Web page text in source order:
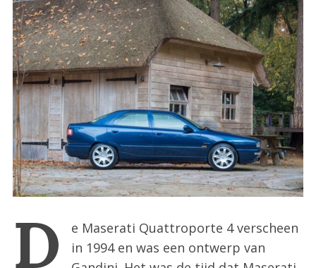
:
D
e Maserati Quattroporte 4 verscheen
in 1994 en was een ontwerp van